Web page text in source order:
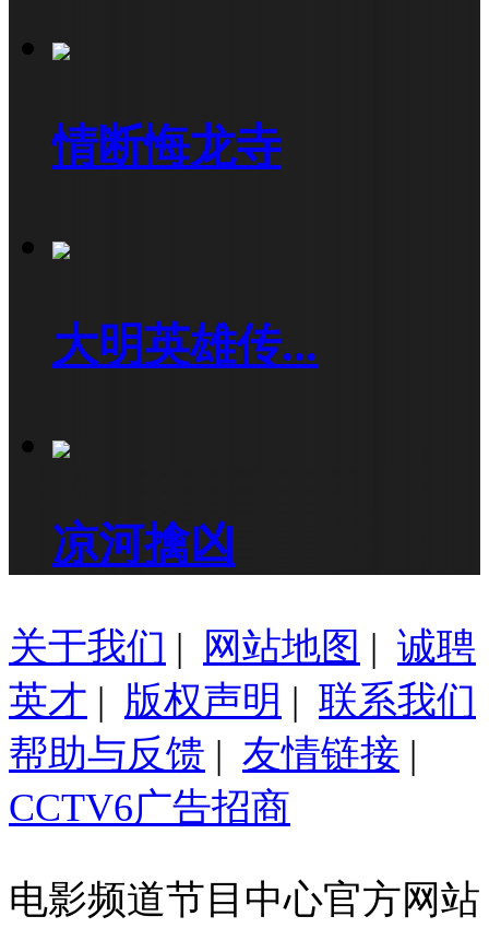
情断悔龙寺
大明英雄传...
凉河擒凶
关于我们 | 网站地图 | 诚聘
英才 | 版权声明 | 联系我们
帮助与反馈 | 友情链接 |
CCTV6广告招商
电影频道节目中心官方网站